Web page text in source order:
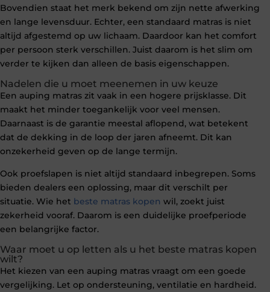
Bovendien staat het merk bekend om zijn nette afwerking
en lange levensduur. Echter, een standaard matras is niet
altijd afgestemd op uw lichaam. Daardoor kan het comfort
per persoon sterk verschillen. Juist daarom is het slim om
verder te kijken dan alleen de basis eigenschappen.
Nadelen die u moet meenemen in uw keuze
Een auping matras zit vaak in een hogere prijsklasse. Dit
maakt het minder toegankelijk voor veel mensen.
Daarnaast is de garantie meestal aflopend, wat betekent
dat de dekking in de loop der jaren afneemt. Dit kan
onzekerheid geven op de lange termijn.
Ook proefslapen is niet altijd standaard inbegrepen. Soms
bieden dealers een oplossing, maar dit verschilt per
situatie. Wie het beste matras kopen wil, zoekt juist
zekerheid vooraf. Daarom is een duidelijke proefperiode
een belangrijke factor.
Waar moet u op letten als u het beste matras kopen
wilt?
Het kiezen van een auping matras vraagt om een goede
vergelijking. Let op ondersteuning, ventilatie en hardheid.